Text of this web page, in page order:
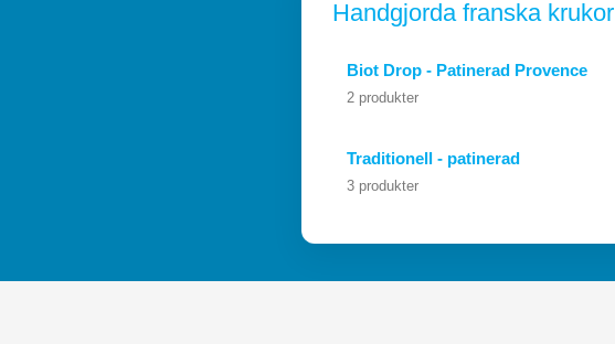
Handgjorda franska krukor
Biot Drop - Patinerad Provence
2 produkter
Traditionell - patinerad
3 produkter